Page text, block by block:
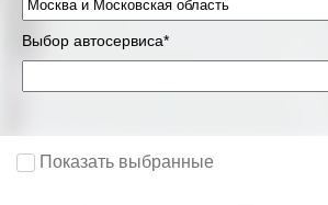
Нижний Новгород
Новосибирск
Выбор автосервиса*
Показать выбранные